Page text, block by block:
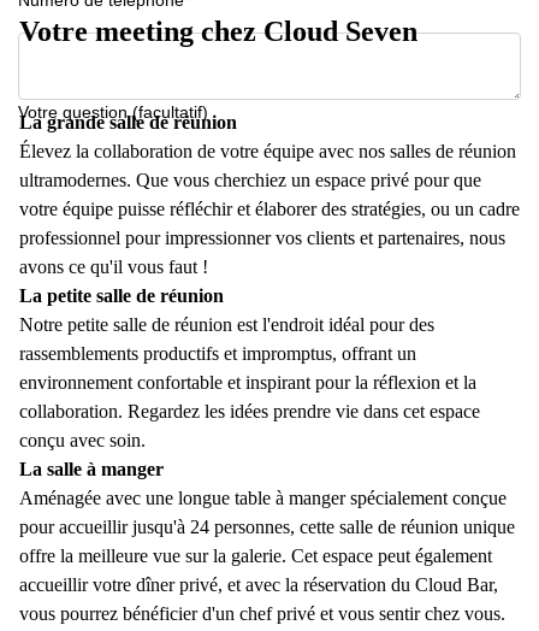
Votre question (facultatif)
Votre meeting chez Cloud Seven
La grande salle de réunion
Élevez la collaboration de votre équipe avec nos salles de réunion
ultramodernes. Que vous cherchiez un espace privé pour que
votre équipe puisse réfléchir et élaborer des stratégies, ou un cadre
professionnel pour impressionner vos clients et partenaires, nous
avons ce qu'il vous faut !
La petite salle de réunion
Notre petite salle de réunion est l'endroit idéal pour des
rassemblements productifs et impromptus, offrant un
environnement confortable et inspirant pour la réflexion et la
collaboration. Regardez les idées prendre vie dans cet espace
conçu avec soin.
La salle à manger
Aménagée avec une longue table à manger spécialement conçue
pour accueillir jusqu'à 24 personnes, cette salle de réunion unique
offre la meilleure vue sur la galerie. Cet espace peut également
accueillir votre dîner privé, et avec la réservation du Cloud Bar,
vous pourrez bénéficier d'un chef privé et vous sentir chez vous.